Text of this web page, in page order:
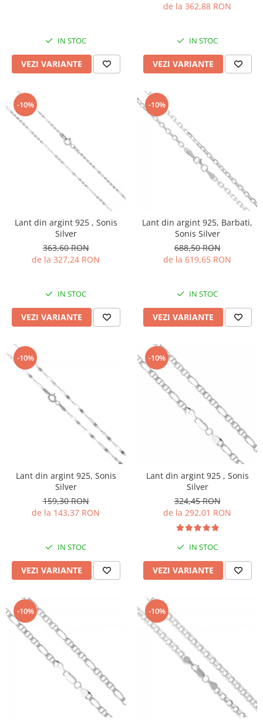
IN STOC
VEZI VARIANTE
de la 362,88 RON
IN STOC
VEZI VARIANTE
-10%
Lant din argint 925 , Sonis
Silver
363,60 RON
de la 327,24 RON
IN STOC
VEZI VARIANTE
-10%
Lant din argint 925, Barbati,
Sonis Silver
688,50 RON
de la 619,65 RON
IN STOC
VEZI VARIANTE
-10%
Lant din argint 925, Sonis
Silver
159,30 RON
de la 143,37 RON
IN STOC
VEZI VARIANTE
-10%
Lant din argint 925 , Sonis
Silver
324,45 RON
de la 292,01 RON
IN STOC
VEZI VARIANTE
-10% -10%